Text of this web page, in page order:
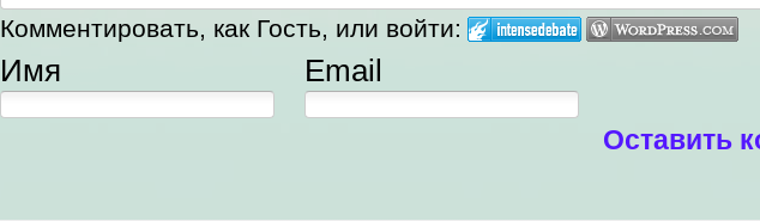
Комментировать, как Гость, или войти:
Имя Email
Оставить